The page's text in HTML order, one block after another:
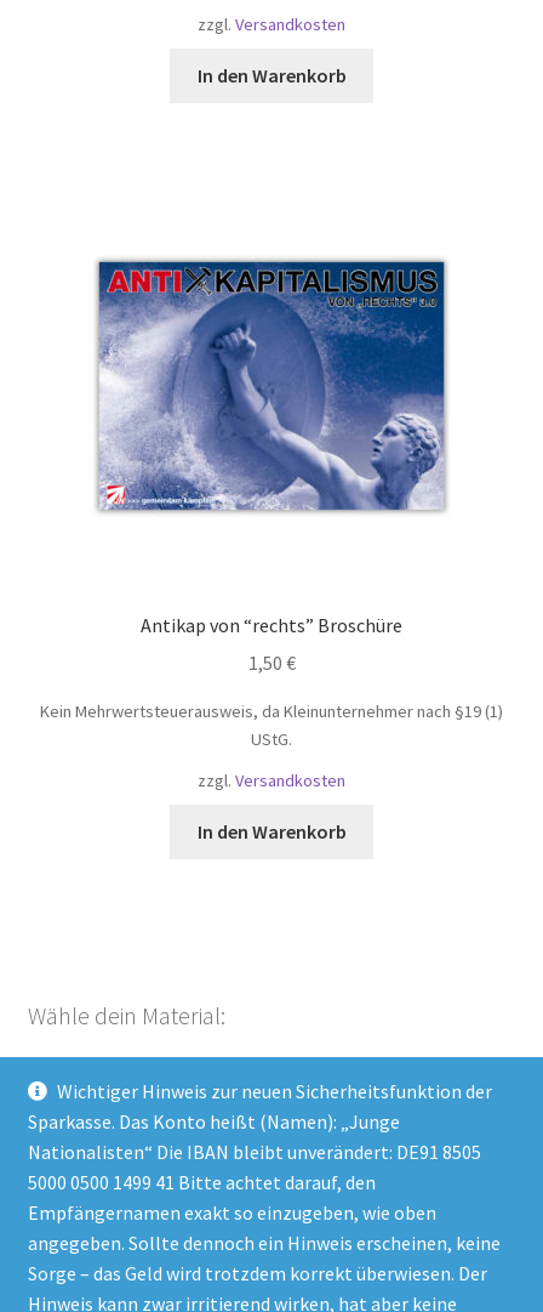
Wichtiger Hinweis zur neuen Sicherheitsfunktion der
Sparkasse. Das Konto heißt (Namen): „Junge
Nationalisten“ Die IBAN bleibt unverändert: DE91 8505
5000 0500 1499 41 Bitte achtet darauf, den
Empfängernamen exakt so einzugeben, wie oben
angegeben. Sollte dennoch ein Hinweis erscheinen, keine
Sorge – das Geld wird trotzdem korrekt überwiesen. Der
Hinweis kann zwar irritierend wirken, hat aber keine
zzgl. Versandkosten
In den Warenkorb
Antikap von “rechts” Broschüre
1,50 €
Kein Mehrwertsteuerausweis, da Kleinunternehmer nach §19 (1)
UStG.
zzgl. Versandkosten
In den Warenkorb
Wähle dein Material:
×
Aufkleber (51)
Impressum
Datenschutzerklärung